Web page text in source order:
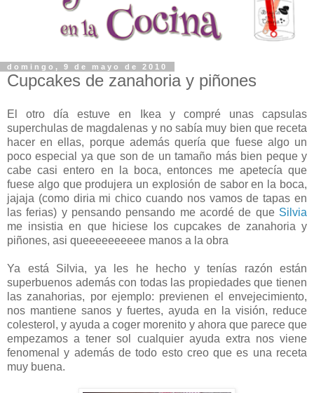
domingo, 9 de mayo de 2010
Cupcakes de zanahoria y piñones
El otro día estuve en Ikea y compré unas capsulas
superchulas de magdalenas y no sabía muy bien que receta
hacer en ellas, porque además quería que fuese algo un
poco especial ya que son de un tamaño más bien peque y
cabe casi entero en la boca, entonces me apetecía que
fuese algo que produjera un explosión de sabor en la boca,
jajaja (como diria mi chico cuando nos vamos de tapas en
las ferias) y pensando pensando me acordé de que Silvia
me insistia en que hiciese los cupcakes de zanahoria y
piñones, asi queeeeeeeeee manos a la obra
Ya está Silvia, ya les he hecho y tenías razón están
superbuenos además con todas las propiedades que tienen
las zanahorias, por ejemplo: previenen el envejecimiento,
nos mantiene sanos y fuertes, ayuda en la visión, reduce
colesterol, y ayuda a coger morenito y ahora que parece que
empezamos a tener sol cualquier ayuda extra nos viene
fenomenal y además de todo esto creo que es una receta
muy buena.